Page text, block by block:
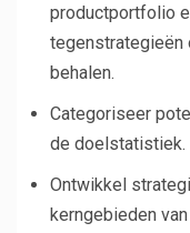
productportfolio
tegenstrategieën
behalen.
Categoriseer
de doelstatistiek.
Ontwikkel
kerngebieden